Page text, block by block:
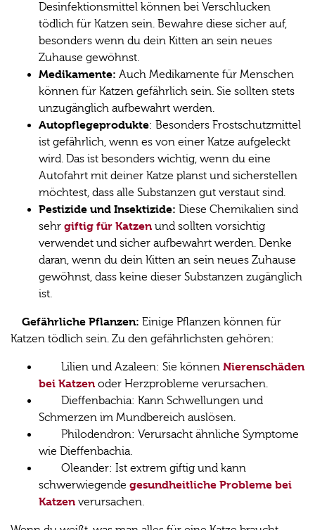
Desinfektionsmittel können bei Verschlucken
tödlich für Katzen sein. Bewahre diese sicher auf,
besonders wenn du dein Kitten an sein neues
Zuhause gewöhnst.
Medikamente: Auch Medikamente für Menschen
können für Katzen gefährlich sein. Sie sollten stets
unzugänglich aufbewahrt werden.
Autopflegeprodukte: Besonders Frostschutzmittel
ist gefährlich, wenn es von einer Katze aufgeleckt
wird. Das ist besonders wichtig, wenn du eine
Autofahrt mit deiner Katze planst und sicherstellen
möchtest, dass alle Substanzen gut verstaut sind.
Pestizide und Insektizide: Diese Chemikalien sind
sehr giftig für Katzen und sollten vorsichtig
verwendet und sicher aufbewahrt werden. Denke
daran, wenn du dein Kitten an sein neues Zuhause
gewöhnst, dass keine dieser Substanzen zugänglich
ist.
Gefährliche Pflanzen: Einige Pflanzen können für
Katzen tödlich sein. Zu den gefährlichsten gehören:
Lilien und Azaleen: Sie können Nierenschäden
bei Katzen oder Herzprobleme verursachen.
Dieffenbachia: Kann Schwellungen und
Schmerzen im Mundbereich auslösen.
Philodendron: Verursacht ähnliche Symptome
wie Dieffenbachia.
Oleander: Ist extrem giftig und kann
schwerwiegende gesundheitliche Probleme bei
Katzen verursachen.